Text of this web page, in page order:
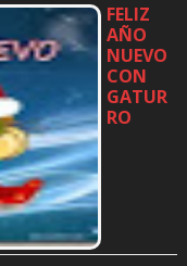
FELIZ
AÑO
NUEVO
CON
GATUR
RO